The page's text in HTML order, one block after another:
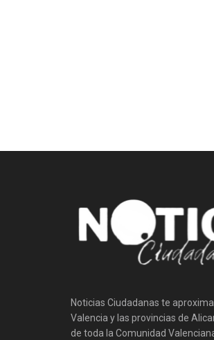
Noticias Ciudadanas te
Valencia y las provincias de
de toda la Comunidad